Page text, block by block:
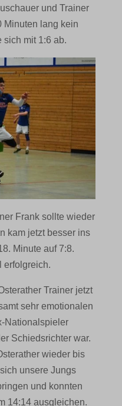
und Trainer
Minuten lang kein
sich mit 1:6 ab.
Frank sollte wieder
kam jetzt besser ins
Minute auf 7:8.
erfolgreich.
Trainer jetzt
sehr emotionalen
Nationalspieler
Schiedsrichter war.
wieder bis
unsere Jungs
und konnten
14:14 ausgleichen.